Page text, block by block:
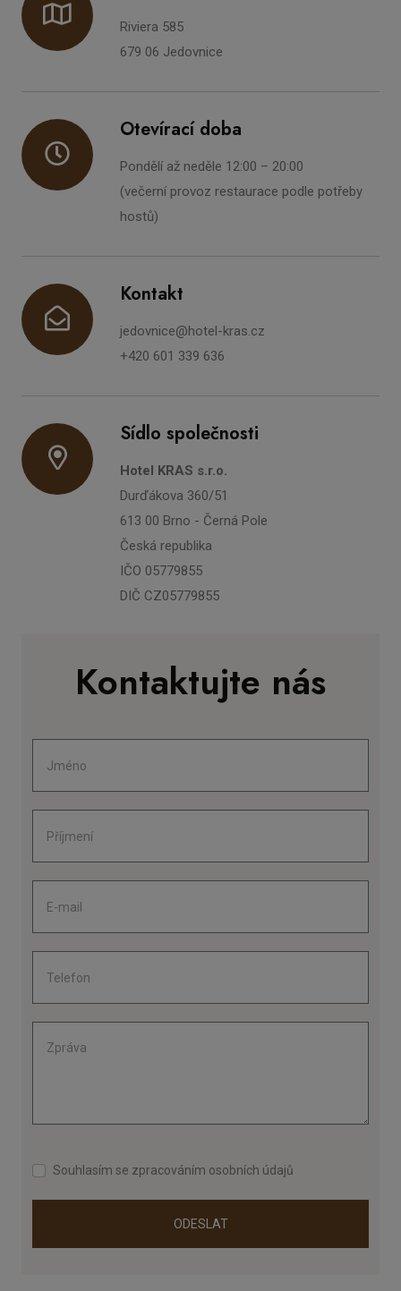
Riviera 585
679 06 Jedovnice
Otevírací doba
Pondělí až neděle 12:00 – 20:00
(večerní provoz restaurace podle potřeby
hostů)
Kontakt
jedovnice@hotel-kras.cz
+420 601 339 636
Sídlo společnosti
Hotel KRAS s.r.o.
Durďákova 360/51
613 00 Brno - Černá Pole
Česká republika
IČO 05779855
DIČ CZ05779855
Kontaktujte nás
Souhlasím se zpracováním osobních údajů
ODESLAT